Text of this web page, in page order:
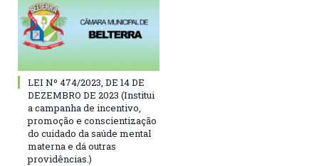
LEI Nº 474/2023, DE 14 DE
DEZEMBRO DE 2023 (Institui
a campanha de incentivo,
promoção e conscientização
do cuidado da saúde mental
materna e dá outras
providências.)